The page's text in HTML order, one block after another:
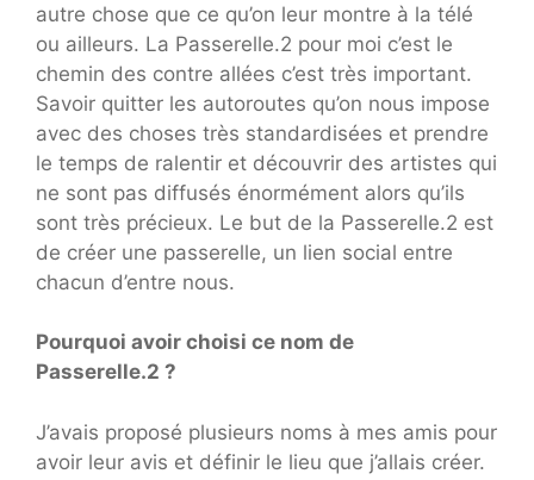
autre chose que ce qu’on leur montre à la télé
ou ailleurs. La Passerelle.2 pour moi c’est le
chemin des contre allées c’est très important.
Savoir quitter les autoroutes qu’on nous impose
avec des choses très standardisées et prendre
le temps de ralentir et découvrir des artistes qui
ne sont pas diffusés énormément alors qu’ils
sont très précieux. Le but de la Passerelle.2 est
de créer une passerelle, un lien social entre
chacun d’entre nous.
Pourquoi avoir choisi ce nom de
Passerelle.2 ?
J’avais proposé plusieurs noms à mes amis pour
avoir leur avis et définir le lieu que j’allais créer.